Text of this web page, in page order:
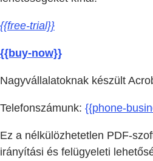
{{free-trial}}
{{buy-now}}
Nagyvállalatoknak készült
Telefonszámunk: {{phone-
Ez a nélkülözhetetlen PDF-
irányítási és felügyeleti